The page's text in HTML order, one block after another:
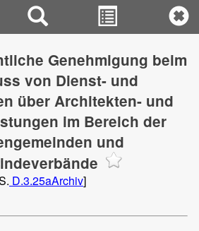
Genehmigung beim
von Dienst- und
über Architekten- und
im Bereich der
und
D.3.25aArchiv]